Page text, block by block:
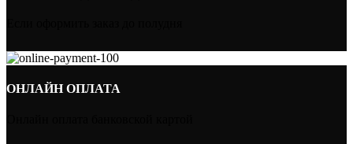
ОНЛАЙН ОПЛАТА